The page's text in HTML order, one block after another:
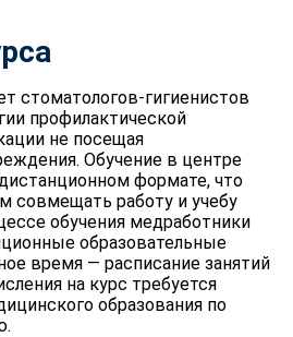
стоматологов-гигиенистов
профилактической
не посещая
Обучение в центре
формате, что
совмещать работу и учебу
обучения медработники
образовательные
время — расписание занятий
на курс требуется
образования по